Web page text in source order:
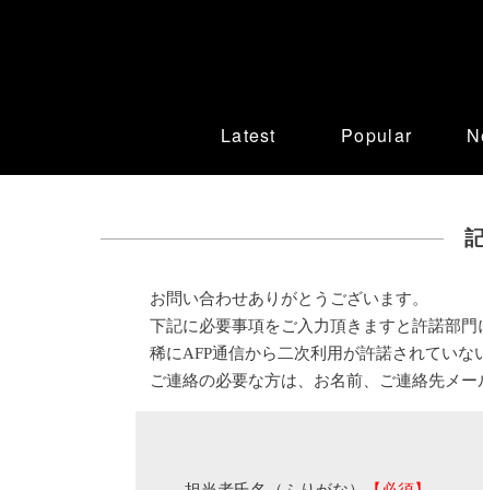
Latest Popular
お問い合わせありがとうございます。
下記に必要事項をご入力頂きますと許諾部
稀にAFP通信から二次利用が許諾されていな
ご連絡の必要な方は、お名前、ご連絡先メ